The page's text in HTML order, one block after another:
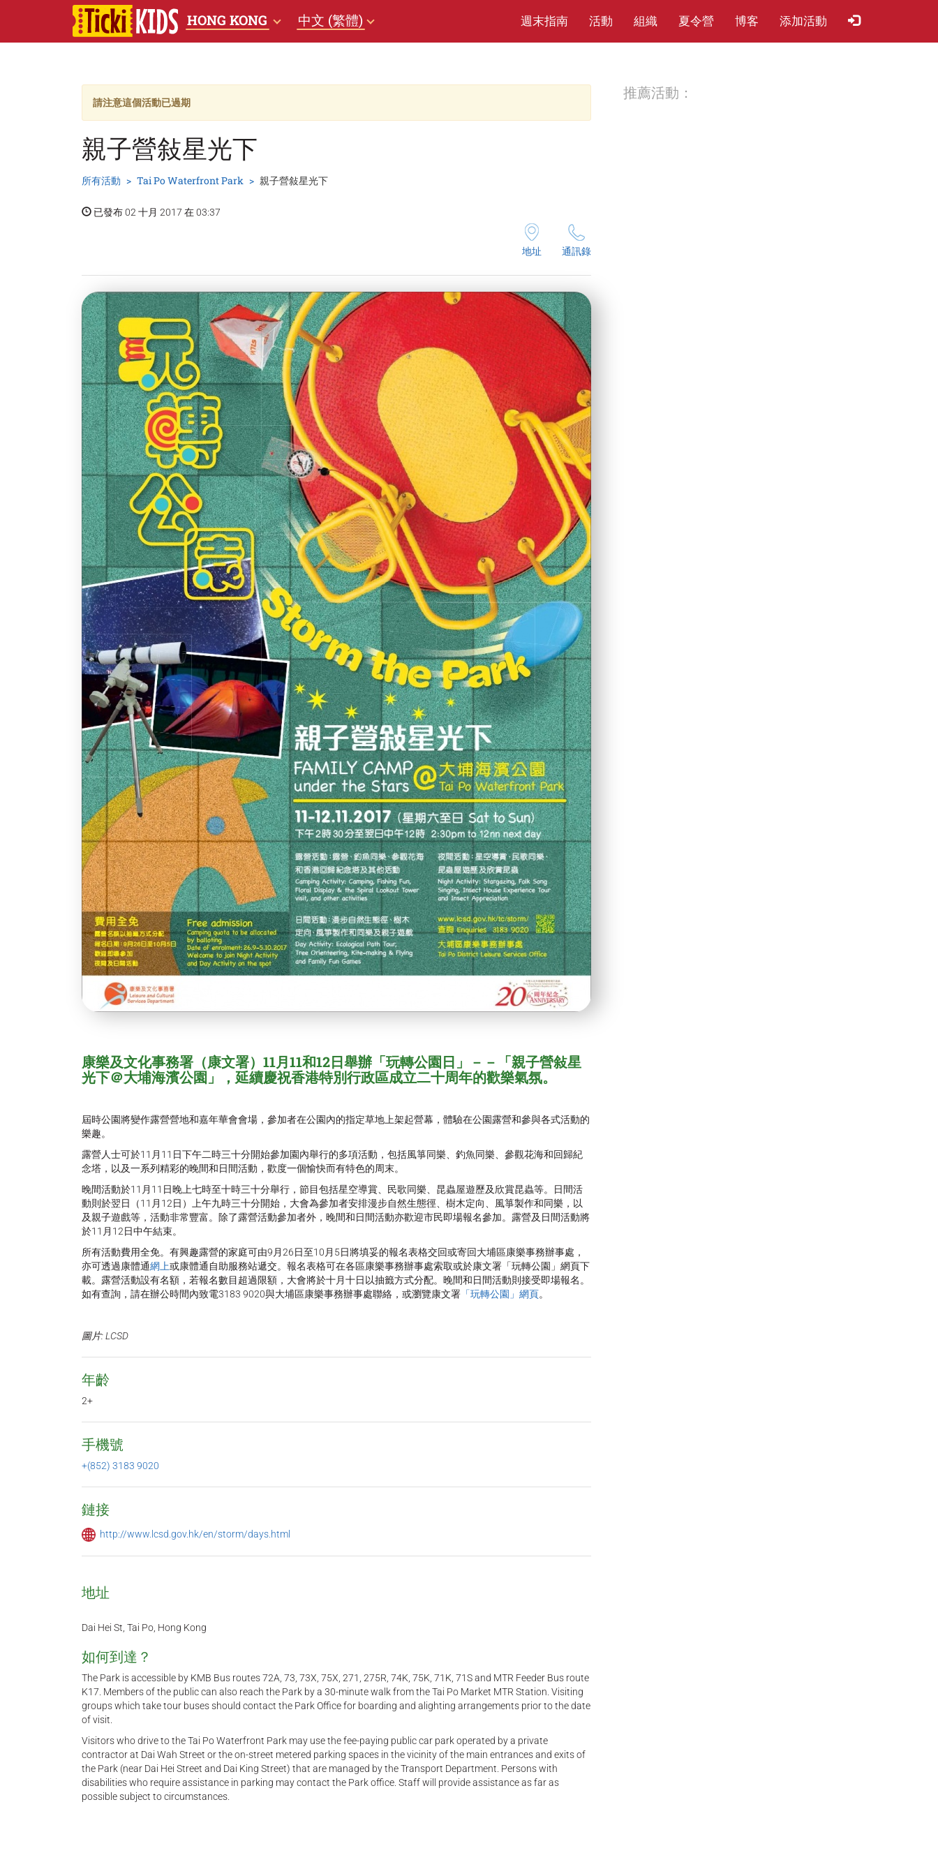
HONG KONG 中文 (繁體) 週末指南 活動 組織 夏​令​營 博客 添加活動
請注意這個活動已過期
親子營敍星光下
所有活動 Tai Po Waterfront Park 親子營敍星光下
已發布 02 十月 2017 在 03:37
地址 通訊錄
康樂及文化事務署（康文署）11月11和12日舉辦「玩轉公園日」－－「親子營敍星
光下＠大埔海濱公園」，延續慶祝香港特別行政區成立二十周年的歡樂氣氛。
屆時公園將變作露營營地和嘉年華會會場，參加者在公園內的指定草地上架起營幕，體驗在公園露營和參與各式活動的
樂趣。
露營人士可於11月11日下午二時三十分開始參加園內舉行的多項活動，包括風箏同樂、釣魚同樂、參觀花海和回歸紀
念塔，以及一系列精彩的晚間和日間活動，歡度一個愉快而有特色的周末。
晚間活動於11月11日晚上七時至十時三十分舉行，節目包括星空導賞、民歌同樂、昆蟲屋遊歷及欣賞昆蟲等。日間活
動則於翌日（11月12日）上午九時三十分開始，大會為參加者安排漫步自然生態徑、樹木定向、風箏製作和同樂，以
及親子遊戲等，活動非常豐富。除了露營活動參加者外，晚間和日間活動亦歡迎市民即場報名參加。露營及日間活動將
於11月12日中午結束。
所有活動費用全免。有興趣露營的家庭可由9月26日至10月5日將填妥的報名表格交回或寄回大埔區康樂事務辦事處，
亦可透過康體通網上或康體通自助服務站遞交。報名表格可在各區康樂事務辦事處索取或於康文署「玩轉公園」網頁下
載。露營活動設有名額，若報名數目超過限額，大會將於十月十日以抽籤方式分配。晚間和日間活動則接受即場報名。
如有查詢，請在辦公時間內致電3183 9020與大埔區康樂事務辦事處聯絡，或瀏覽康文署 「玩轉公園」網頁。
圖片: LCSD
年齡
2+
手機號
+(852) 3183 9020
鏈接
http://www.lcsd.gov.hk/en/storm/days.html
地址
Dai Hei St, Tai Po, Hong Kong
如何到達？
The Park is accessible by KMB Bus routes 72A, 73, 73X, 75X, 271, 275R, 74K, 75K, 71K, 71S and MTR Feeder Bus route
K17. Members of the public can also reach the Park by a 30-minute walk from the Tai Po Market MTR Station. Visiting
groups which take tour buses should contact the Park Office for boarding and alighting arrangements prior to the date
of visit.
Visitors who drive to the Tai Po Waterfront Park may use the fee-paying public car park operated by a private
contractor at Dai Wah Street or the on-street metered parking spaces in the vicinity of the main entrances and exits of
the Park (near Dai Hei Street and Dai King Street) that are managed by the Transport Department. Persons with
disabilities who require assistance in parking may contact the Park office. Staff will provide assistance as far as
possible subject to circumstances.
推薦活動：